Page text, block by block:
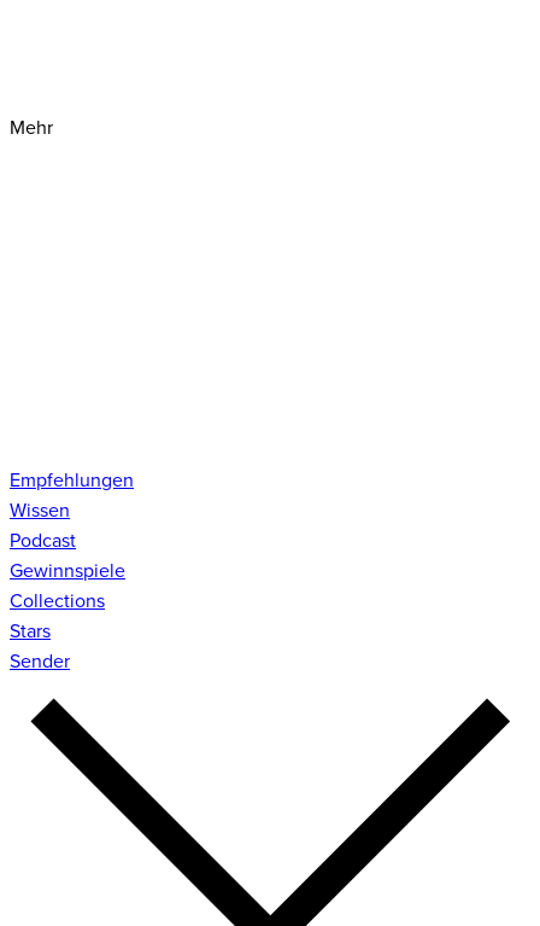
Mehr
Empfehlungen
Wissen
Podcast
Gewinnspiele
Collections
Stars
Sender